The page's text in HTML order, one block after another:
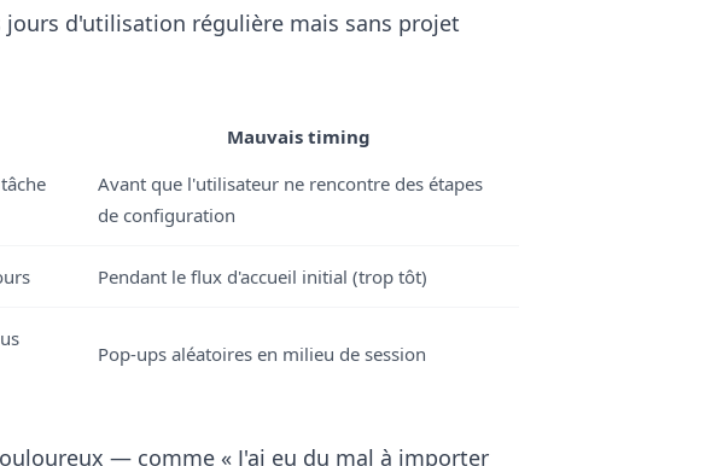
jours d'utilisation régulière mais sans projet
Mauvais timing
Avant que l'utilisateur ne rencontre des étapes
de configuration
Pendant le flux d'accueil initial (trop tôt)
Pop-ups aléatoires en milieu de session
— comme « J'ai eu du mal à importer